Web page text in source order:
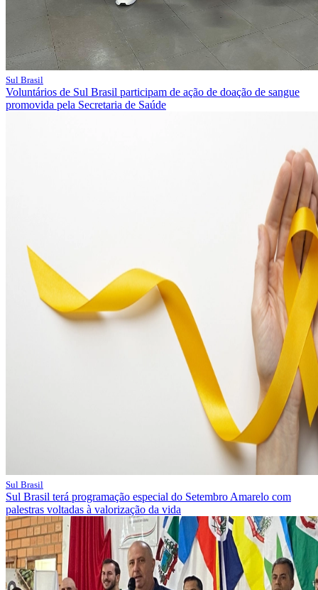
Sul Brasil
Voluntários de Sul Brasil participam de ação de doação de sangue
promovida pela Secretaria de Saúde
Sul Brasil
Sul Brasil terá programação especial do Setembro Amarelo com
palestras voltadas à valorização da vida